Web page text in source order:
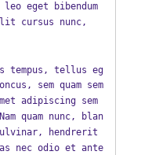
eget bibendum
cursus nunc,
sem quam sem
adipiscing sem
quam nunc, blan
hendrerit
nec odio et ante